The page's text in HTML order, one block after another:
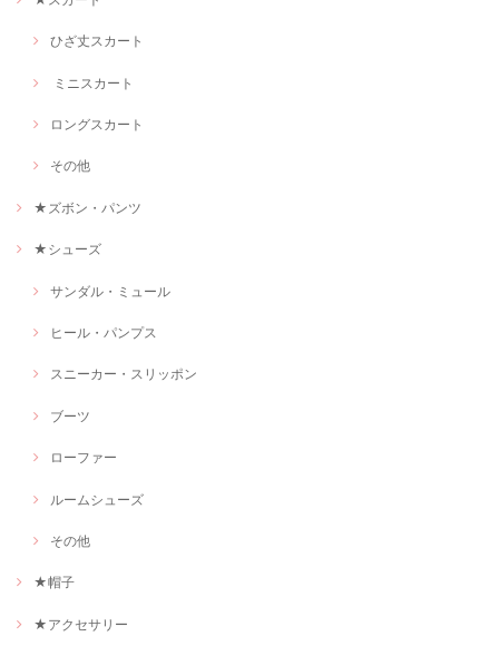
ひざ丈スカート
ミニスカート
ロングスカート
その他
★ズボン・パンツ
★シューズ
サンダル・ミュール
ヒール・パンプス
スニーカー・スリッポン
ブーツ
ローファー
ルームシューズ
その他
★帽子
★アクセサリー